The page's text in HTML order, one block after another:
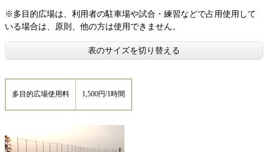
※多目的広場は、利用者の駐車場や試合・練習などで占用使用して
いる場合は、原則、他の方は使用できません。
表のサイズを切り替える
多目的広場使用料 1,500円/1時間